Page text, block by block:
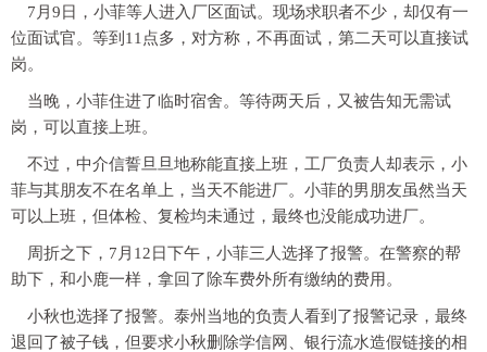
7月9日，小菲等人进入厂区面试。现场求职者不少，却仅有一
位面试官。等到11点多，对方称，不再面试，第二天可以直接试
岗。
当晚，小菲住进了临时宿舍。等待两天后，又被告知无需试
岗，可以直接上班。
不过，中介信誓旦旦地称能直接上班，工厂负责人却表示，小
菲与其朋友不在名单上，当天不能进厂。小菲的男朋友虽然当天
可以上班，但体检、复检均未通过，最终也没能成功进厂。
周折之下，7月12日下午，小菲三人选择了报警。在警察的帮
助下，和小鹿一样，拿回了除车费外所有缴纳的费用。
小秋也选择了报警。泰州当地的负责人看到了报警记录，最终
退回了被子钱，但要求小秋删除学信网、银行流水造假链接的相